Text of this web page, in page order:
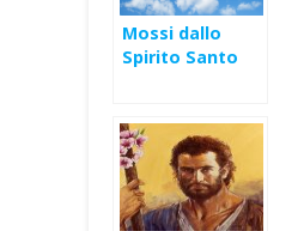
Mossi dallo
Spirito Santo